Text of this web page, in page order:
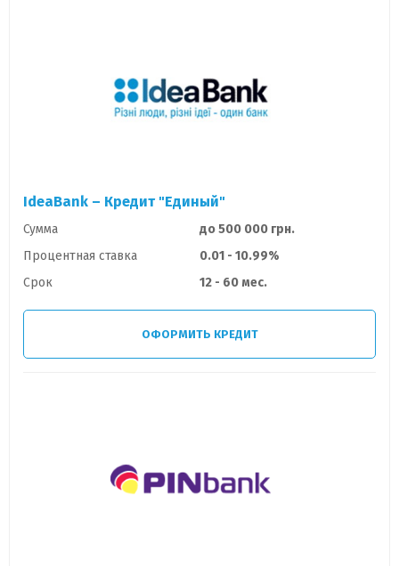
IdeaBank – Кредит "Единый"
Сумма
до 500 000 грн.
Процентная ставка
0.01 - 10.99%
Срок
12 - 60 мес.
ОФОРМИТЬ КРЕДИТ